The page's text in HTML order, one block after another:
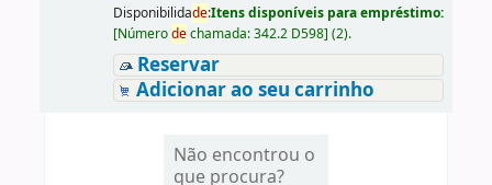
Disponibilidade:Itens disponíveis para empréstimo:
[Númerodechamada:342.2 D598] (2).
Reservar
Adicionar ao seu carrinho
Não encontrou o
que procura?